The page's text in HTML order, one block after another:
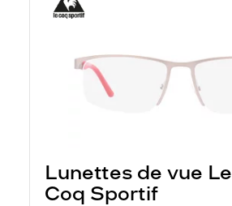
Lunettes de vue Le
Coq Sportif